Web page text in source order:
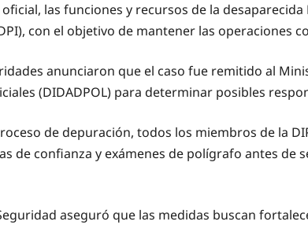
las funciones y recursos de la desaparecida
con el objetivo de mantener las operaciones
anunciaron que el caso fue remitido al
(DIDADPOL) para determinar posibles
de depuración, todos los miembros de la
de confianza y exámenes de polígrafo antes de
aseguró que las medidas buscan